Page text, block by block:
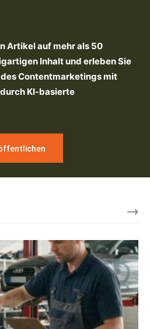
Artikel auf mehr als 50
Inhalt und erleben Sie
Contentmarketings mit
KI-basierte